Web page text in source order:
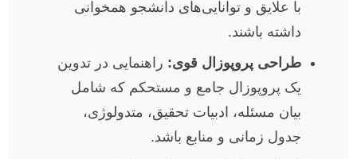
با علایق و توانایی‌های دانشجو همخوانی
داشته باشند.
طراحی پروپوزال قوی: راهنمایی در تدوین
یک پروپوزال جامع و مستحکم که شامل
بیان مسئله، ادبیات تحقیق، متدولوژی،
جدول زمانی و منابع باشد.